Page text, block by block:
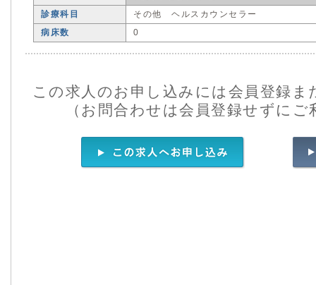
診療科目
その他 ヘルスカウンセラー
病床数
0
この求人のお申し込みには会員登録
（お問合わせは会員登録せずに